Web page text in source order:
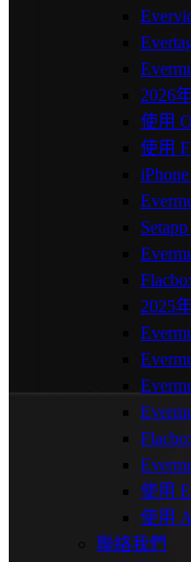
2026
使用
使用
2025
使用
使用
聯絡我們